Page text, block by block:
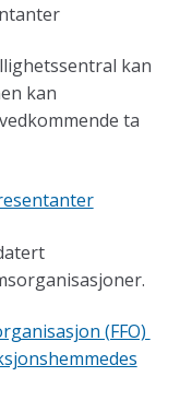
kan
kan
ta
(FFO)